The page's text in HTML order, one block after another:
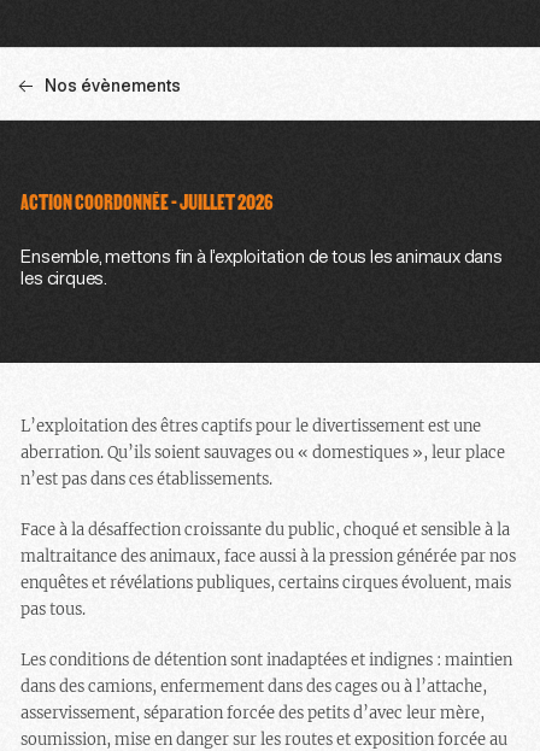
Nos évènements
ACTION COORDONNÉE - JUILLET 2026
Ensemble, mettons fin à l’exploitation de tous les animaux dans
les cirques.
L’exploitation des êtres captifs pour le divertissement est une
aberration. Qu’ils soient sauvages ou « domestiques », leur place
n’est pas dans ces établissements.
Face à la désaffection croissante du public, choqué et sensible à la
maltraitance des animaux, face aussi à la pression générée par nos
enquêtes et révélations publiques, certains cirques évoluent, mais
pas tous.
Les conditions de détention sont inadaptées et indignes : maintien
dans des camions, enfermement dans des cages ou à l’attache,
asservissement, séparation forcée des petits d’avec leur mère,
soumission, mise en danger sur les routes et exposition forcée au